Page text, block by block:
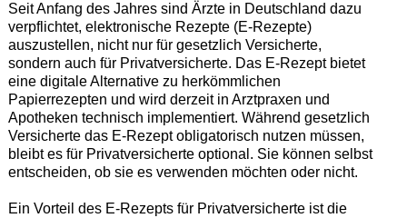
Seit Anfang des Jahres sind Ärzte in Deutschland dazu
verpflichtet, elektronische Rezepte (E-Rezepte)
auszustellen, nicht nur für gesetzlich Versicherte,
sondern auch für Privatversicherte. Das E-Rezept bietet
eine digitale Alternative zu herkömmlichen
Papierrezepten und wird derzeit in Arztpraxen und
Apotheken technisch implementiert. Während gesetzlich
Versicherte das E-Rezept obligatorisch nutzen müssen,
bleibt es für Privatversicherte optional. Sie können selbst
entscheiden, ob sie es verwenden möchten oder nicht.
Ein Vorteil des E-Rezepts für Privatversicherte ist die